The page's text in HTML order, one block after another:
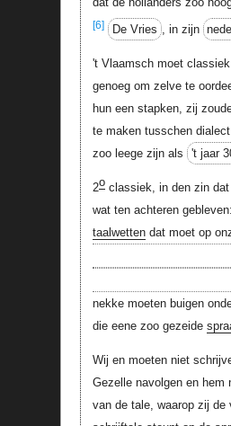
[6] De Vries , in zijn
't Vlaamsch moet
genoeg om zelve te
hun een stapken, zij
te maken tusschen
zoo leege zijn als
't jaar
2oclassiek, in den zin dat
wat ten achteren
taalwettendat moet op
nekke moeten buigen
die eene zoo gezeide
Wij en moeten niet
Gezelle navolgen en hem
van de tale, waarop zij